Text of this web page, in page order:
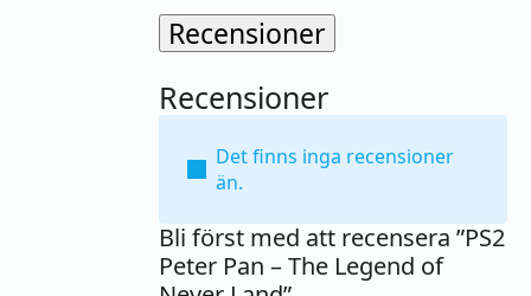
Recensioner
Recensioner
Det finns inga recensioner
än.
Bli först med att recensera ”PS2
Peter Pan – The Legend of